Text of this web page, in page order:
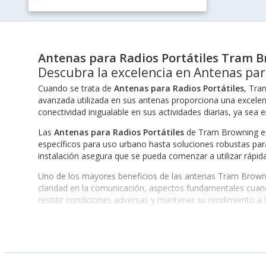
Antenas para Radios Portátiles Tram
Descubra la excelencia en Antenas
Cuando se trata de Antenas para Radios Portátiles,
avanzada utilizada en sus antenas proporciona una
conectividad inigualable en sus actividades diarias, ya sea
Las Antenas para Radios Portátilesde Tram Browning
específicos para uso urbano hasta soluciones robustas
instalación asegura que se pueda comenzar a utilizar
Uno de los mayores beneficios de las antenas Tram
claridad en la comunicación, aspectos fundamentales
resistir condiciones adversas y mantener su rendimiento a
ofrecen
de mayor tamaño, Tram Browning asegura que cada